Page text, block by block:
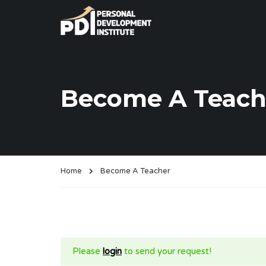
Become A
Home Become A Teacher
Please login to send your request!